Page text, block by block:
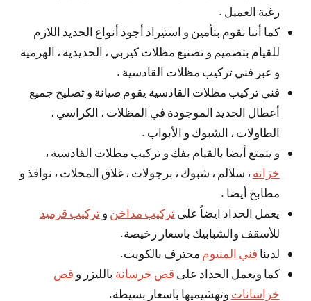
رغبة العميل .
كما أننا نقوم بتأمين و استيراد أجود أنواع الحديد اللازم
للقيام بتصميم و تصنيع مظلات كيربي ، الحديدية ، الهرمية
و عبر فني تركيب مظلات القادسية .
فني تركيب مظلات القادسية يقوم صيانة و تصليح جميع
أعطال الحديد الموجودة في المظلات ، الكراسي ،
الطاولات ، الشبوك و الأبواب .
و يتمتع أيضا بالقيام بفك و تركيب مظلات القادسية ،
خزانة ، سلالم ، شبوك ، برجولات ، غلاق المحلات ، نوافذ و
مطابخ أيضا .
يعمل الحداد ايضاً علىتركيب مداخن وتركيب قرميد
للأسقف والشبابيك باسعار رخيصة.
لدينا فني المنيوم محترف بالكويت.
كما ويعمل الحداد على قص خرسانة بالليزر و قص
خراسانات وتهشيميها باسعار بسيطة.